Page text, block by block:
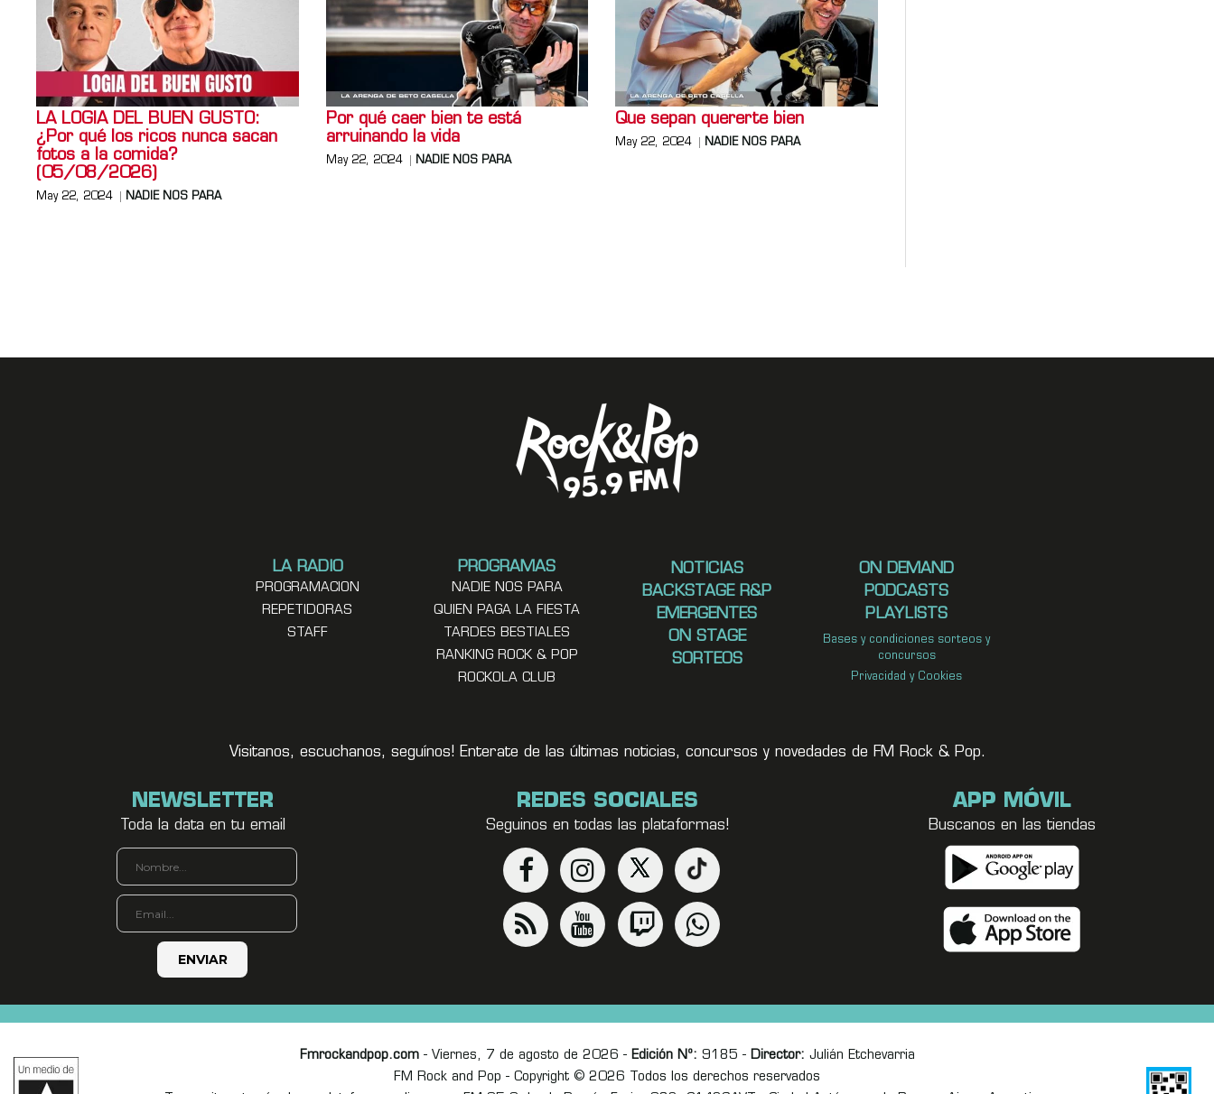
LA LOGIA DEL BUEN GUSTO:
¿Por qué los ricos nunca sacan
fotos a la comida?
(05/08/2026)
May 22, 2024 NADIE NOS PARA
Por qué caer bien te está
arruinando la vida
May 22, 2024 NADIE NOS PARA
Que sepan quererte bien
May 22, 2024 NADIE NOS PARA
LA RADIO
PROGRAMACION
REPETIDORAS
STAFF
PROGRAMAS
NADIE NOS PARA
QUIEN PAGA LA FIESTA
TARDES BESTIALES
RANKING ROCK & POP
ROCKOLA CLUB
NOTICIAS
BACKSTAGE R&P
EMERGENTES
ON STAGE
SORTEOS
ON DEMAND
PODCASTS
PLAYLISTS
Bases y condiciones sorteos y
concursos
Privacidad y Cookies
Visitanos, escuchanos, seguínos! Enterate de las últimas noticias, concursos y novedades de FM Rock & Pop.
NEWSLETTER
Toda la data en tu email
REDES SOCIALES
Seguinos en todas las plataformas!
APP MÓVIL
Buscanos en las tiendas
Fmrockandpop.com- Viernes, 7 de agosto de 2026 - Edición Nº: 9185 - Director: Julián Etchevarria
FM Rock and Pop - Copyright © 2026 Todos los derechos reservados